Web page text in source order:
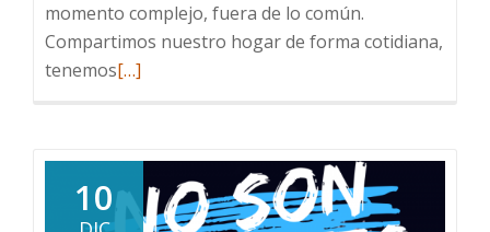
momento complejo, fuera de lo común.
Compartimos nuestro hogar de forma cotidiana,
tenemosLeer
lesiones
[…]
10